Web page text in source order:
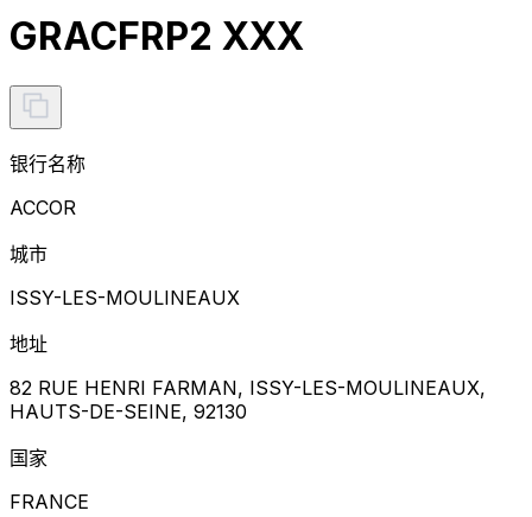
GRACFRP2 XXX
银行名称
ACCOR
城市
ISSY-LES-MOULINEAUX
地址
82 RUE HENRI FARMAN, ISSY-LES-MOULINEAUX,
HAUTS-DE-SEINE, 92130
国家
FRANCE